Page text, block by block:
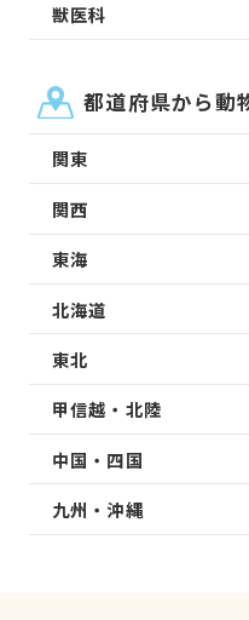
獣医科
都道府県から動
関東
関西
東海
北海道
東北
甲信越・北陸
中国・四国
九州・沖縄